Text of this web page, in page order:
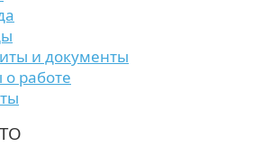
и документы
работе